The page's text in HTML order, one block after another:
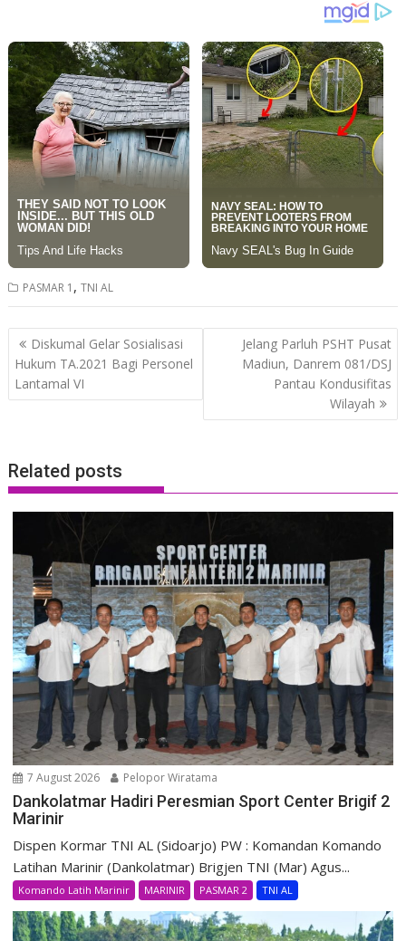
PASMAR 1 ,TNI AL
Post
navigation
Diskumal Gelar Sosialisasi
Hukum TA.2021 Bagi Personel
Lantamal VI
Jelang Parluh PSHT Pusat
Madiun, Danrem 081/DSJ
Pantau Kondusifitas
Wilayah
Related posts
7 August 2026 Pelopor Wiratama
Dankolatmar Hadiri Peresmian Sport Center Brigif 2
Marinir
Dispen Kormar TNI AL (Sidoarjo) PW : Komandan Komando
Latihan Marinir (Dankolatmar) Brigjen TNI (Mar) Agus...
Komando Latih Marinir MARINIR PASMAR 2 TNI AL